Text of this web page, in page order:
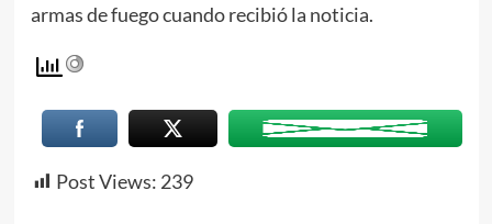
armas de fuego cuando recibió la noticia.
Post Views: 239